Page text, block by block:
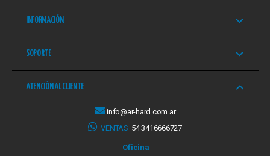
INFORMACIÓN
SOPORTE
ATENCIÓN AL CLIENTE
info@ar-hard.com.ar
VENTAS 54 3416666727
Oficina